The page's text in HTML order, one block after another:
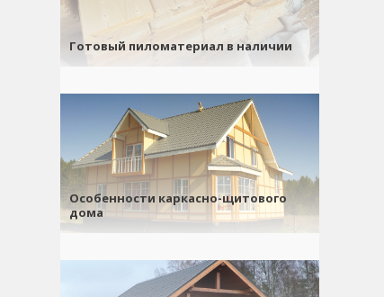
Готовый пиломатериал в наличии
Особенности каркасно-щитового
дома